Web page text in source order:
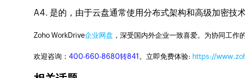
A4. 是的，由于云盘通常使用分布式架构和高级加密技
Zoho WorkDrive企业网盘 ，深受国内外企业一致喜爱。为协同工作
欢迎咨询：400-660-8680转841 。立即免费体验: https://